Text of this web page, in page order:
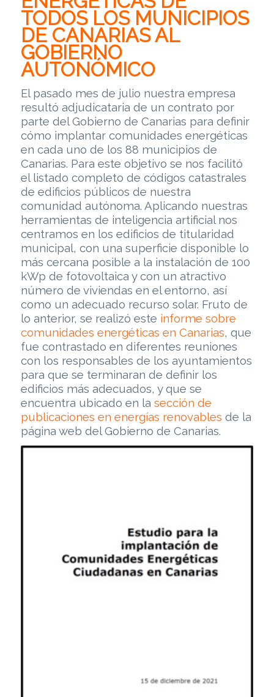
TODOS LOS MUNICIPIOS
DE CANARIAS AL
GOBIERNO
AUTONÓMICO
El pasado mes de julio nuestra empresa
resultó adjudicataria de un contrato por
parte del Gobierno de Canarias para definir
cómo implantar comunidades energéticas
en cada uno de los 88 municipios de
Canarias. Para este objetivo se nos facilitó
el listado completo de códigos catastrales
de edificios públicos de nuestra
comunidad autónoma. Aplicando nuestras
herramientas de inteligencia artificial nos
centramos en los edificios de titularidad
municipal, con una superficie disponible lo
más cercana posible a la instalación de 100
kWp de fotovoltaica y con un atractivo
número de viviendas en el entorno, así
como un adecuado recurso solar. Fruto de
lo anterior, se realizó este informe sobre
comunidades energéticas en Canarias, que
fue contrastado en diferentes reuniones
con los responsables de los ayuntamientos
para que se terminaran de definir los
edificios más adecuados, y que se
encuentra ubicado en la sección de
publicaciones en energías renovables de la
página web del Gobierno de Canarias.